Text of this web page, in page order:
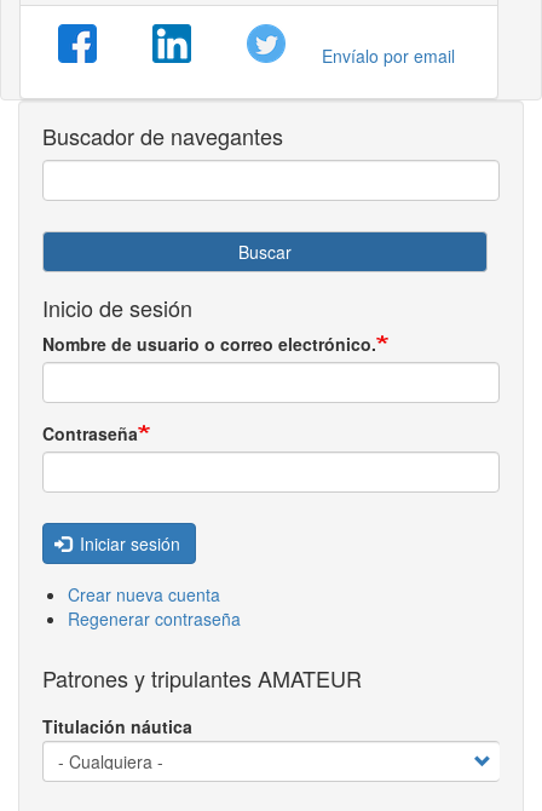
Envíalo por email
Buscador de navegantes
Buscar
Inicio de sesión
Nombre de usuario o correo electrónico.
Contraseña
Iniciar sesión
Crear nueva cuenta
Regenerar contraseña
Patrones y tripulantes AMATEUR
Titulación náutica